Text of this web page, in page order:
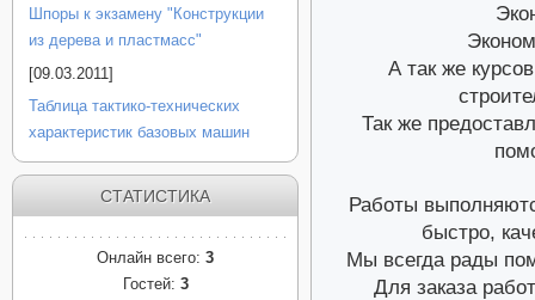
А так же
Так же
Работы
быстро,
Мы всегда рады
Для заказа
Шпоры к экзамену "Конструкции
из дерева и пластмасс"
[09.03.2011]
Таблица тактико-технических
характеристик базовых машин
СТАТИСТИКА
Онлайн всего: 3
Гостей: 3